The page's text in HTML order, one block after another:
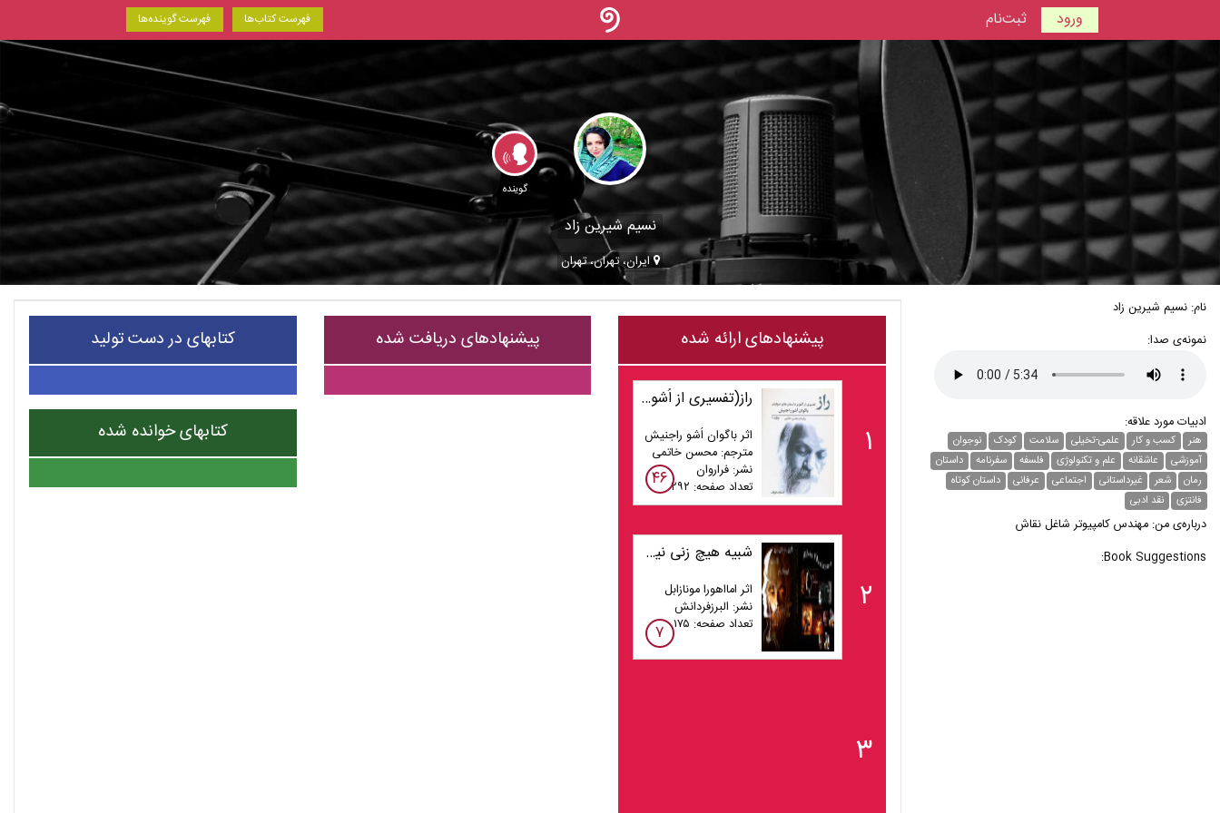
ورود ثبت‌نام فهرست گوینده‌ها فهرست کتاب‌ها
گوینده
نسیم شیرین زاد
ایران، تهران، تهران
نام: نسیم شیرین زاد
نمونه‌ی صدا:
ادبیات مورد علاقه:
هنر کسب و کار علمی-تخیلی سلامت کودک
نوجوان
آموزشی
عاشقانه علم و تکنولوژی فلسفه سفرنامه
داستان
رمان
شعر غیر‌داستانی اجتماعی عرفانی
داستان کوتاه
فانتزی
نقد ادبی
درباره‌ی من: مهندس کامپیوتر شاغل نقاش
Book Suggestions:
پیشنهادهای ارائه شده
۱
راز(تفسیری از اُشو بر داستان های صوفیان) جلد1
اثر باگوان اُشو راجنیش
مترجم: محسن خاتمی
نشر: فراروان
تعداد صفحه: ۲۹۲
۴۶
۲
شبیه هیچ زنی نیستم
اثر امااهورا مونازابل
نشر: البرزفردانش
تعداد صفحه: ۱۷۵
۷
۳
پیشنهادهای دریافت شده کتابهای در دست تولید
کتابهای خوانده شده